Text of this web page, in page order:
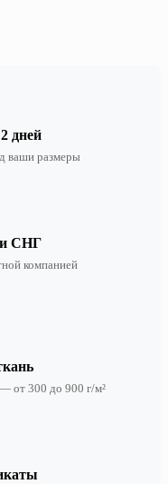
дней
ваши размеры
и СНГ
компанией
от 300 до 900 г/м²